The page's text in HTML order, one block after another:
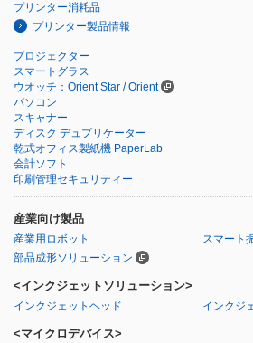
プリンター消耗品
プリンター製品情報
プロジェクター
スマートグラス
ウオッチ：Orient Star / Orient
パソコン
スキャナー
ディスク デュプリケーター
乾式オフィス製紙機 PaperLab
会計ソフト
印刷管理セキュリティー
産業向け製品
産業用ロボット
スマート
部品成形ソリューション
<インクジェットソリューション>
インクジェットヘッド インクジ
<マイクロデバイス>